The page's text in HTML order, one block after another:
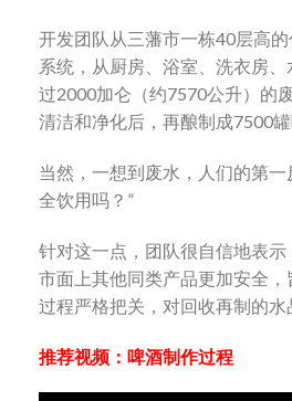
开发团队从三藩市一栋40层高
系统，从厨房、浴室、洗衣房
过2000加仑（约7570公升）的
清洁和净化后，再酿制成7500罐
当然，一想到废水，人们的第
全饮用吗？”
针对这一点，团队很自信地表
市面上其他同类产品更加安全
过程严格把关，对回收再制的水
推荐视频：啤酒制作过程